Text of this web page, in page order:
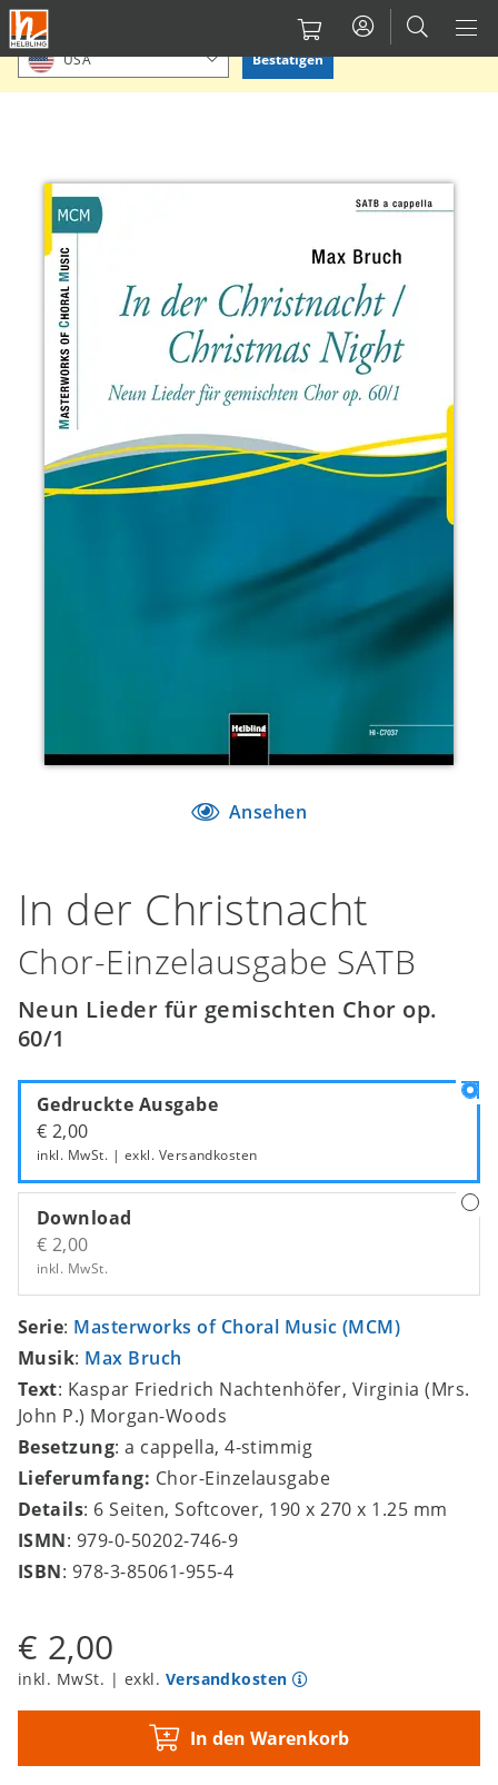
Direkt
zum
Inhalt
Bitte Standort bestätigen oder einen anderen auswählen.
USA Bestätigen
Ansehen
In der Christnacht
Chor-Einzelausgabe SATB
Neun Lieder für gemischten Chor op.
60/1
Gedruckte Ausgabe
€ 2,00
inkl. MwSt. | exkl. Versandkosten
Download
€ 2,00
inkl. MwSt.
Serie: Masterworks of Choral Music (MCM)
Musik: Max Bruch
Text: Kaspar Friedrich Nachtenhöfer, Virginia (Mrs.
John P.) Morgan-Woods
Besetzung: a cappella, 4-stimmig
Lieferumfang: Chor-Einzelausgabe
Details: 6 Seiten, Softcover, 190 x 270 x 1.25 mm
ISMN: 979-0-50202-746-9
ISBN: 978-3-85061-955-4
€ 2,00
inkl. MwSt. | exkl. Versandkosten
In den Warenkorb